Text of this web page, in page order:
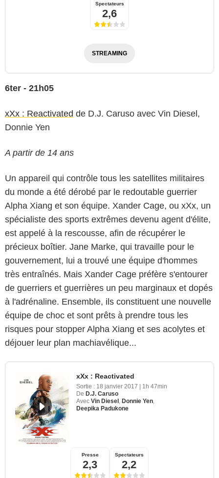
Spectateurs
2,6
STREAMING
6ter - 21h05
xXx : Reactivated de D.J. Caruso avec Vin Diesel,
Donnie Yen
A partir de 14 ans
Un appareil qui contrôle tous les satellites militaires
du monde a été dérobé par le redoutable guerrier
Alpha Xiang et son équipe. Xander Cage, ou xXx, un
spécialiste des sports extrêmes devenu agent d'élite,
est appelé à la rescousse, afin de récupérer le
précieux boîtier. Jane Marke, qui travaille pour le
gouvernement, lui a trouvé une équipe d'hommes
très entraînés. Mais Xander Cage préfère s'entourer
de guerriers et guerrières un peu marginaux et dopés
à l'adrénaline. Ensemble, ils constituent une nouvelle
équipe de choc et sont prêts à prendre tous les
risques pour stopper Alpha Xiang et ses acolytes et
déjouer leur plan machiavélique...
xXx : Reactivated
Sortie : 18 janvier 2017 | 1h 47min
De D.J. Caruso
Avec Vin Diesel Donnie Yen
Deepika Padukone
Presse
2,3
Spectateurs
2,2